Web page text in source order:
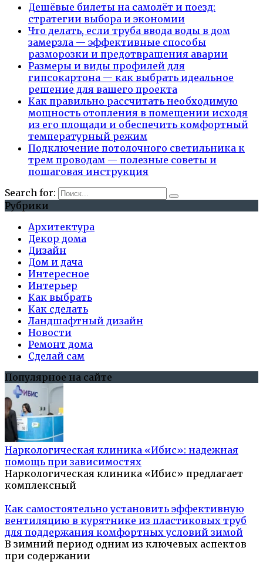
Дешёвые билеты на самолёт и поезд:
стратегии выбора и экономии
Что делать, если труба ввода воды в дом
замерзла — эффективные способы
разморозки и предотвращения аварии
Размеры и виды профилей для
гипсокартона — как выбрать идеальное
решение для вашего проекта
Как правильно рассчитать необходимую
мощность отопления в помещении исходя
из его площади и обеспечить комфортный
температурный режим
Подключение потолочного светильника к
трем проводам — полезные советы и
пошаговая инструкция
Search for:
Рубрики
Архитектура
Декор дома
Дизайн
Дом и дача
Интересное
Интерьер
Как выбрать
Как сделать
Ландшафтный дизайн
Новости
Ремонт дома
Сделай сам
Популярное на сайте
Наркологическая клиника «Ибис»: надежная
помощь при зависимостях
Наркологическая клиника «Ибис» предлагает
комплексный
Как самостоятельно установить эффективную
вентиляцию в курятнике из пластиковых труб
для поддержания комфортных условий зимой
В зимний период одним из ключевых аспектов
при содержании